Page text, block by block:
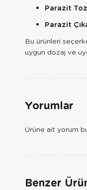
Parazit
Parazit
Bu ürünleri
uygun dozaj ve
Yorumlar
Ürüne ait yorum
Benzer